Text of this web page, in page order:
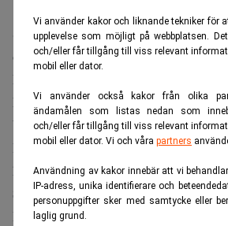
Vi använder kakor och liknande tekniker för
upplevelse som möjligt på webbplatsen.
och/eller får tillgång till viss relevant
mobil eller dator.
Vi använder också kakor från olika
ändamålen som listas nedan som
och/eller får tillgång till viss relevant
mobil eller dator. Vi och våra partners
Användning av kakor innebär att vi
IP-adress, unika identifierare och
personuppgifter sker med samtycke eller
laglig grund.
Spaniens näst största bank BBVA
ordförandeFrancisco Gonzálezställs
De är misstänkta för omfattande
koppling till den tidigare polischefen
Villarejo.
Beslutet har fattats av Spaniens
hanterar större mål om ekonomisk
Ska ha anlitat spionföretag
Domstolen bedömer att det finns